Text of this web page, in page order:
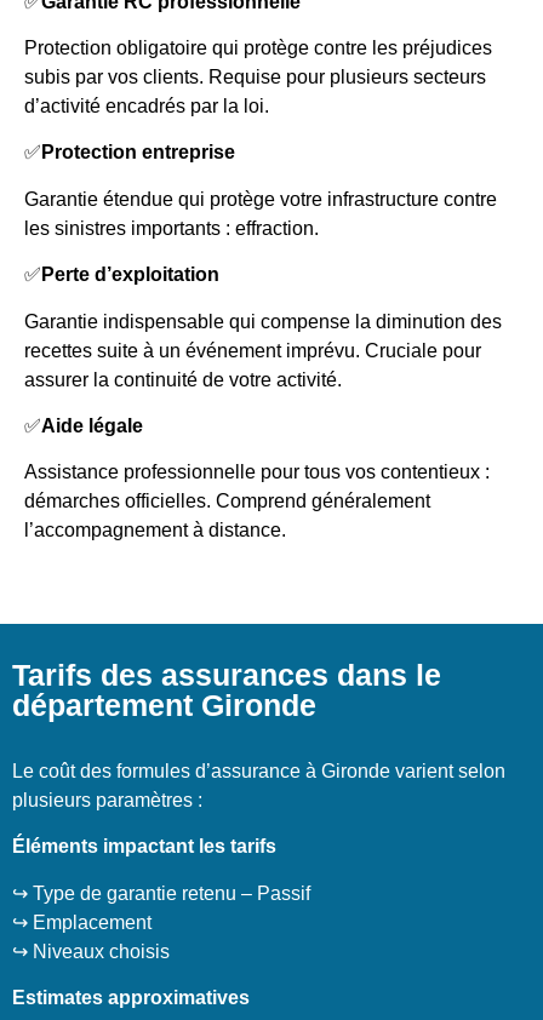
Protection obligatoire qui protège contre les préjudices
subis par vos clients. Requise pour plusieurs secteurs
d’activité encadrés par la loi.
✅ Protection entreprise
Garantie étendue qui protège votre infrastructure contre
les sinistres importants : effraction.
✅ Perte d’exploitation
Garantie indispensable qui compense la diminution des
recettes suite à un événement imprévu. Cruciale pour
assurer la continuité de votre activité.
✅Aide légale
Assistance professionnelle pour tous vos contentieux :
démarches officielles. Comprend généralement
l’accompagnement à distance.
Tarifs des assurances dans le
département Gironde
Le coût des formules d’assurance à Gironde varient selon
plusieurs paramètres :
Éléments impactant les tarifs
↪️ Type de garantie retenu – Passif
↪️ Emplacement
↪️ Niveaux choisis
Estimates approximatives